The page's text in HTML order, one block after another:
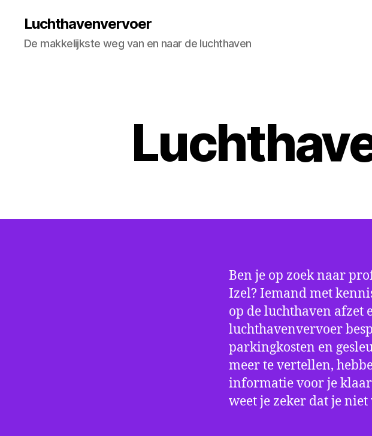
Luchthavenvervoer
De makkelijkste weg van en naar de luchthaven
Ben je op zoek naar
Izel? Iemand met
op de luchthaven afzet
luchthavenvervoer
parkingkosten en
meer te vertellen,
informatie voor je klaar
weet je zeker dat je